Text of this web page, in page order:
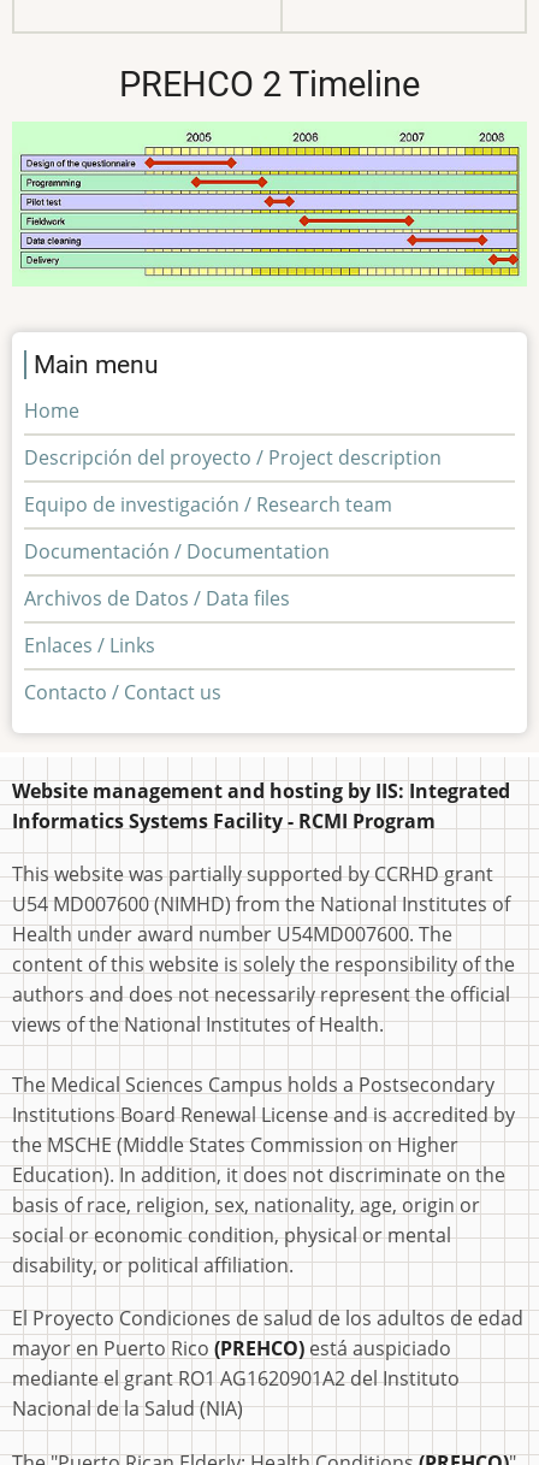
PREHCO 2 Timeline
Main menu
Home
Descripción del proyecto / Project description
Equipo de investigación / Research team
Documentación / Documentation
Archivos de Datos / Data files
Enlaces / Links
Contacto / Contact us
Website management and hosting by IIS: Integrated
Informatics Systems Facility - RCMI Program
This website was partially supported by CCRHD grant
U54 MD007600 (NIMHD) from the National Institutes of
Health under award number U54MD007600. The
content of this website is solely the responsibility of the
authors and does not necessarily represent the official
views of the National Institutes of Health.
The Medical Sciences Campus holds a Postsecondary
Institutions Board Renewal License and is accredited by
the MSCHE (Middle States Commission on Higher
Education). In addition, it does not discriminate on the
basis of race, religion, sex, nationality, age, origin or
social or economic condition, physical or mental
disability, or political affiliation.
El Proyecto Condiciones de salud de los adultos de edad
mayor en Puerto Rico (PREHCO) está auspiciado
mediante el grant RO1 AG1620901A2 del Instituto
Nacional de la Salud (NIA)